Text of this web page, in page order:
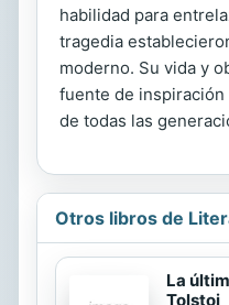
habilidad para
tragedia
moderno. Su vida y
fuente de
de todas las
Otros libros de
La
Tolstoi